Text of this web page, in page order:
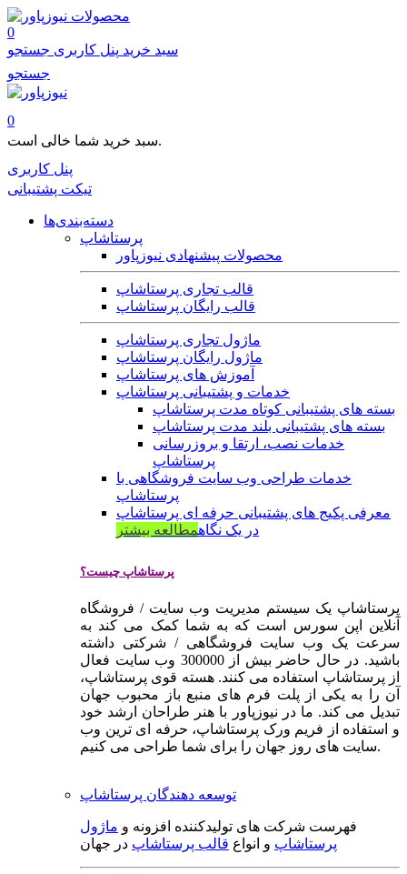
محصولات
0
سبد خرید پنل کاربری جستجو
جستجو
0
سبد خرید شما خالی است.
پنل کاربری
تیکت پشتیبانی
دسته‌بندی‌ها
پرستاشاپ
محصولات پیشنهادی نیوزپاور
قالب تجاری پرستاشاپ
قالب رایگان پرستاشاپ
ماژول تجاری پرستاشاپ
ماژول رایگان پرستاشاپ
آموزش های پرستاشاپ
خدمات و پشتیبانی پرستاشاپ
بسته های پشتیبانی کوتاه مدت پرستاشاپ
بسته های پشتیبانی بلند مدت پرستاشاپ
خدمات نصب، ارتقا و بروزرسانی
پرستاشاپ
خدمات طراحی وب سایت فروشگاهی با
پرستاشاپ
معرفی پکیج های پشتیبانی حرفه ای پرستاشاپ
در یک نگاهمطالعه بیشتر
پرستاشاپ چیست؟
پرستاشاپ یک سیستم مدیریت وب سایت / فروشگاه
آنلاین اپن سورس است که به شما کمک می کند به
سرعت یک وب سایت فروشگاهی / شرکتی داشته
باشید. در حال حاضر بیش از 300000 وب سایت فعال
از پرستاشاپ استفاده می کنند. هسته قوی پرستاشاپ،
آن را به یکی از پلت فرم های منبع باز محبوب جهان
تبدیل می کند. ما در نیوزپاور با هنر طراحان ارشد خود
و استفاده از فریم ورک پرستاشاپ، حرفه ای ترین وب
سایت های روز جهان را برای شما طراحی می کنیم.
توسعه دهندگان پرستاشاپ
فهرست شرکت های تولیدکننده افزونه و ماژول
پرستاشاپ و انواع قالب پرستاشاپ در جهان